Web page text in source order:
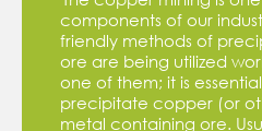
components of our
friendly methods of
ore are being utilized
one of them; it is
precipitate copper (or
metal containing ore.